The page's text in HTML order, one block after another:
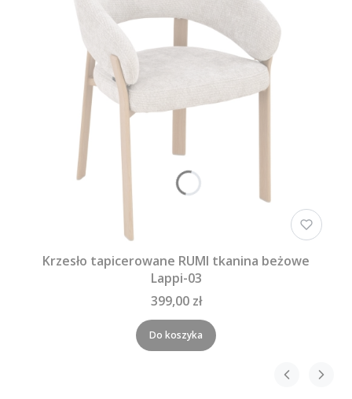
Krzesło tapicerowane RUMI tkanina beżowe
Lappi-03
399,00 zł
Do koszyka